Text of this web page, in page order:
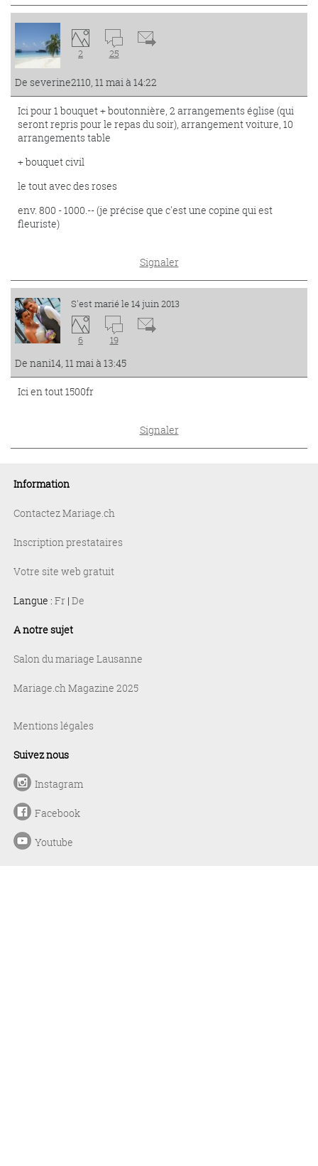
2 25
De severine2110, 11 mai à 14:22
Ici pour 1 bouquet + boutonnière, 2 arrangements église (qui
seront repris pour le repas du soir), arrangement voiture, 10
arrangements table
+ bouquet civil
le tout avec des roses
env. 800 - 1000.-- (je précise que c'est une copine qui est
fleuriste)
Signaler
S'est marié le 14 juin 2013
6 19
De nani14, 11 mai à 13:45
Ici en tout 1500fr
Signaler
Information
Contactez Mariage.ch
Inscription prestataires
Votre site web gratuit
Langue : Fr | De
A notre sujet
Salon du mariage Lausanne
Mariage.ch Magazine 2025
Mentions légales
Suivez nous
Instagram
Facebook
Youtube